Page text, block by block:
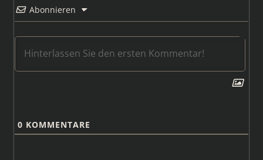
Abonnieren
0 KOMMENTARE